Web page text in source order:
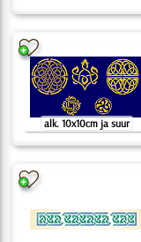
alk. 10x10cm ja suur